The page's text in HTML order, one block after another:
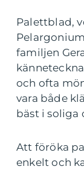
Palettblad,
familjen
och ofta
vara både
bäst i soliga
Att föröka
enkelt och